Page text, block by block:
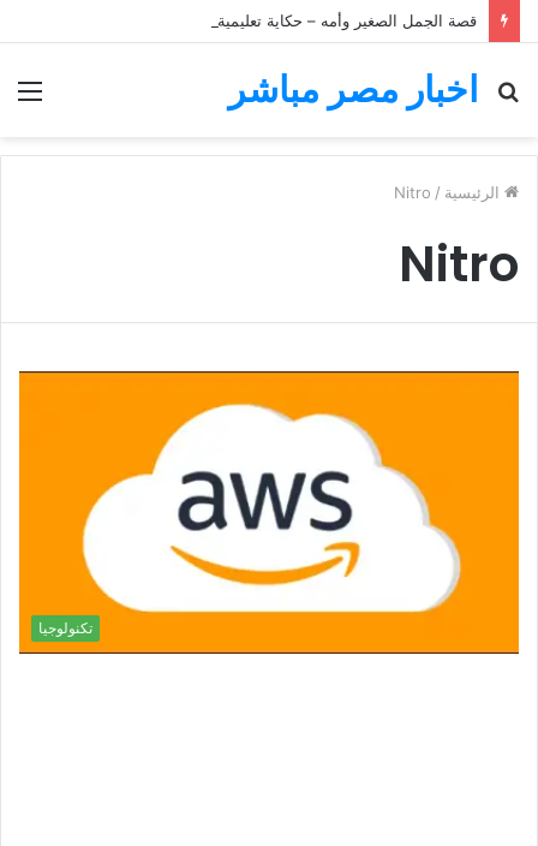
قصة الجمل الصغير وأمه – حكاية تعليمية للأطفال
اخبار مصر مباشر
بحث
الرئيسية /
Nitro
Nitro
تكنولوجيا